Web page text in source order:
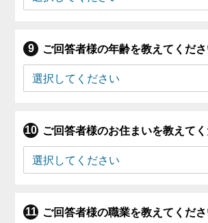
ご回答者様の年齢を教えてくださ
ご回答者様のお住まいを教えてく
ご回答者様の職業を教えてくださ